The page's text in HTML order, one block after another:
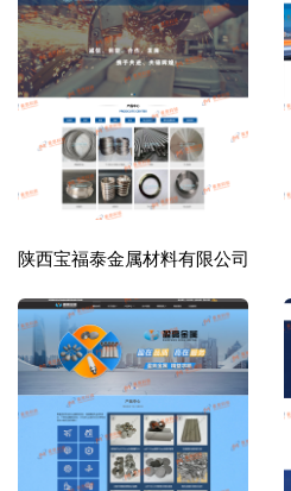
陕西宝福泰金属材料有限公司